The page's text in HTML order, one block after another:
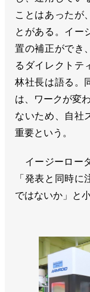
ことはあったが
とがある。イー
置の補正ができ
るダイレクトテ
林社長は語る。
は、ワークが変
ないため、自社
重要という。
イージーロー
「発表と同時
ではないか」と